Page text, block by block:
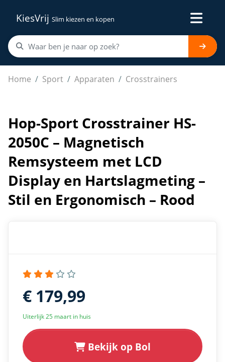
KiesVrij Slim kiezen en kopen
Home Sport Apparaten Crosstrainers
Hop-Sport Crosstrainer HS-2050C – Magnetisch
Hop-Sport Crosstrainer HS-
2050C – Magnetisch
Remsysteem met LCD
Display en Hartslagmeting –
Stil en Ergonomisch – Rood
€ 179,99
Uiterlijk 25 maart in huis
Bekijk op Bol